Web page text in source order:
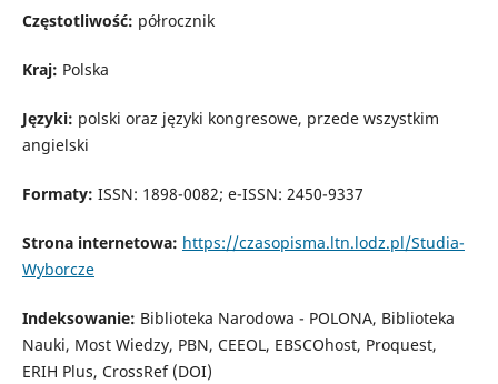
Częstotliwość: półrocznik
Kraj: Polska
Języki: polski oraz języki kongresowe, przede wszystkim
angielski
Formaty: ISSN: 1898-0082; e-ISSN: 2450-9337
Strona internetowa: https://czasopisma.ltn.lodz.pl/Studia-
Wyborcze
Indeksowanie: Biblioteka Narodowa - POLONA, Biblioteka
Nauki, Most Wiedzy, PBN, CEEOL, EBSCOhost, Proquest,
ERIH Plus, CrossRef (DOI)